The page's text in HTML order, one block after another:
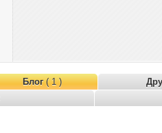
Блог( 1 )